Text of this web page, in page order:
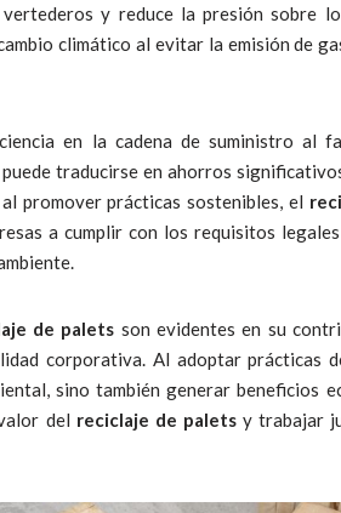
y reduce la presión sobre
climático al evitar la emisión de
en la cadena de suministro al
traducirse en ahorros
promover prácticas sostenibles, el
a cumplir con los requisitos
de palets son evidentes en su
corporativa. Al adoptar prácticas
sino también generar beneficios
del reciclaje de paletsy trabajar